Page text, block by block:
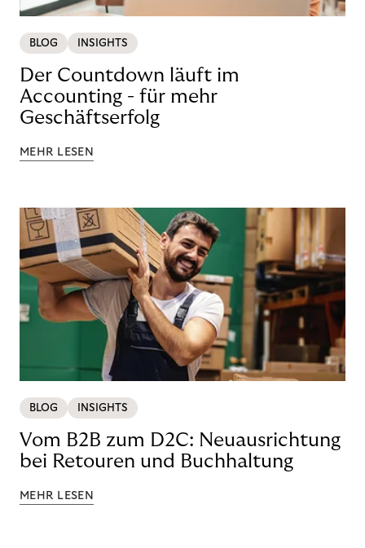
BLOG INSIGHTS
Der Countdown läuft im
Accounting - für mehr
Geschäftserfolg
MEHR LESEN
BLOG INSIGHTS
Vom B2B zum D2C: Neuausrichtung
bei Retouren und Buchhaltung
MEHR LESEN